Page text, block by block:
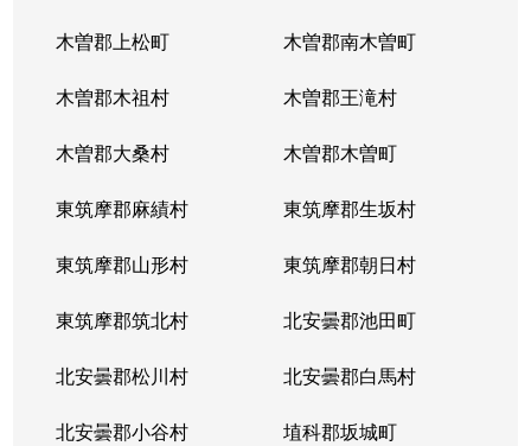
木曽郡上松町 木曽郡南木曽町
木曽郡木祖村 木曽郡王滝村
木曽郡大桑村 木曽郡木曽町
東筑摩郡麻績村 東筑摩郡生坂村
東筑摩郡山形村 東筑摩郡朝日村
東筑摩郡筑北村 北安曇郡池田町
北安曇郡松川村 北安曇郡白馬村
北安曇郡小谷村 埴科郡坂城町